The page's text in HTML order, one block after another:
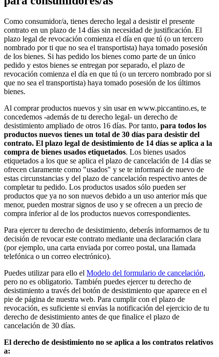
Como consumidor/a, tienes derecho legal a desistir el presente
contrato en un plazo de 14 días sin necesidad de justificación. El
plazo legal de revocación comienza el día en que tú (o un tercero
nombrado por ti que no sea el transportista) haya tomado posesión
de los bienes. Si has pedido los bienes como parte de un único
pedido y estos bienes se entregan por separado, el plazo de
revocación comienza el día en que tú (o un tercero nombrado por si
que no sea el transportista) haya tomado posesión de los últimos
bienes.
Al comprar productos nuevos y sin usar en www.piccantino.es, te
concedemos -además de tu derecho legal- un derecho de
desistimiento ampliado de otros 16 días. Por tanto, para todos los
productos nuevos tienes un total de 30 días para desistir del
contrato. El plazo legal de desistimiento de 14 días se aplica a la
compra de bienes usados etiquetados. Los bienes usados
etiquetados a los que se aplica el plazo de cancelación de 14 días se
ofrecen claramente como "usados" y se te informará de nuevo de
estas circunstancias y del plazo de cancelación respectivo antes de
completar tu pedido. Los productos usados sólo pueden ser
productos que ya no son nuevos debido a un uso anterior más que
menor, pueden mostrar signos de uso y se ofrecen a un precio de
compra inferior al de los productos nuevos correspondientes.
Para ejercer tu derecho de desistimiento, deberás informarnos de tu
decisión de revocar este contrato mediante una declaración clara
(por ejemplo, una carta enviada por correo postal, una llamada
telefónica o un correo electrónico).
Puedes utilizar para ello el Modelo del formulario de cancelación,
pero no es obligatorio. También puedes ejercer tu derecho de
desistimiento a través del botón de desistimiento que aparece en el
pie de página de nuestra web. Para cumplir con el plazo de
revocación, es suficiente si envías la notificación del ejercicio de tu
derecho de desistimiento antes de que finalice el plazo de
cancelación de 30 días.
El derecho de desistimiento no se aplica a los contratos relativos
a: